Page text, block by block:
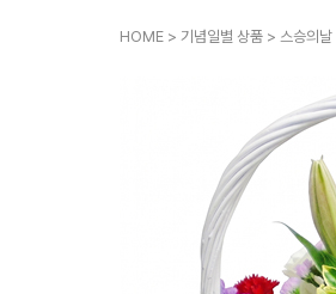
HOME > 기념일별 상품 > 스승의날